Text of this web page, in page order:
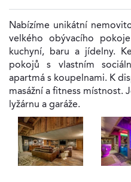
Nabízíme unikátní
velkého obývacího
kuchyní, baru a jídelny.
pokojů s vlastním
apartmá s koupelnami. K
masážní a fitness místnost.
lyžárnu a garáže.